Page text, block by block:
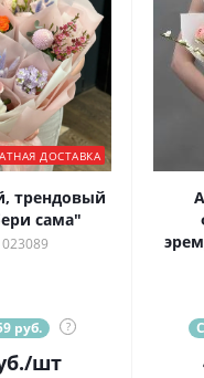
ДОСТАВКА
трендовый
сама"
руб. ?
/шт